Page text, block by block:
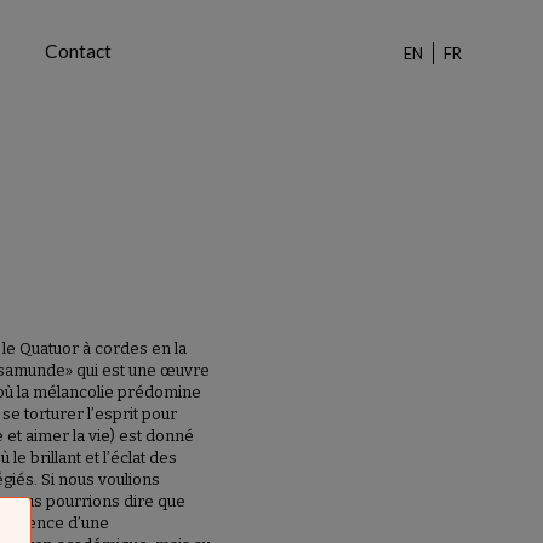
Contact EN FR
Quatuor à cordes en la
qui est une œuvre
la mélancolie prédomine
se torturer l’esprit pour
aimer la vie) est donné
le brillant et l’éclat des
Si nous voulions
pourrions dire que
d’une